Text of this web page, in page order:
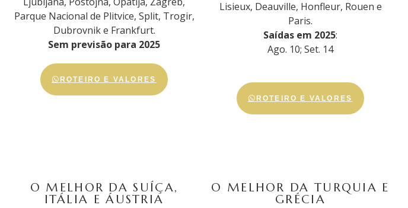
Parque Nacional de Plitvice, Split, Trogir,
Dubrovnik e Frankfurt.
Sem previsão para 2025
ROTEIRO E VALORES
Lisieux, Deauville, Honfleur, Rouen e
Paris.
Saídas em 2025:
Ago. 10; Set. 14
ROTEIRO E VALORES
O MELHOR DA SUÍÇA,
ITÁLIA E ÁUSTRIA
O MELHOR DA TURQUIA E
GRÉCIA